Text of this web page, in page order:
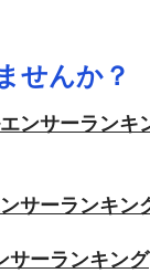
せんか？
ンサーランキ
サーランキン
ーランキング